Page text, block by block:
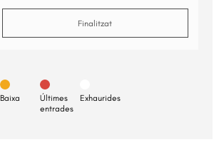
Finalitzat
Baixa
Últimes
entrades
Exhaurides